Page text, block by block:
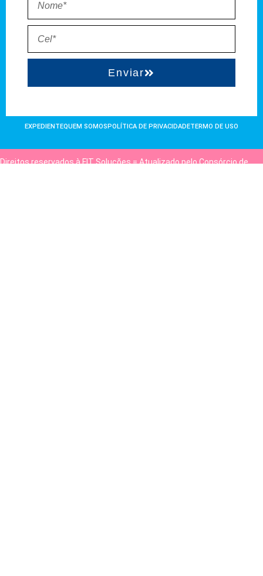
Enviar
EXPEDIENTEQUEM SOMOS POLÍTICA DE PRIVACIDADETERMO DE USO
Direitos reservados à FIT Soluções = Atualizado pelo Consórcio de